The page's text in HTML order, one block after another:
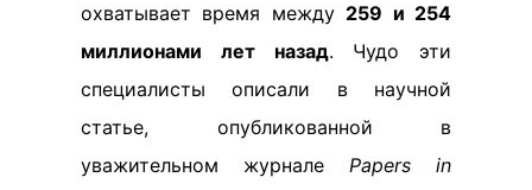
охватывает время между 259 и 254
миллионами лет назад. Чудо эти
специалисты описали в научной
статье, опубликованной в
уважительном журнале Papers in